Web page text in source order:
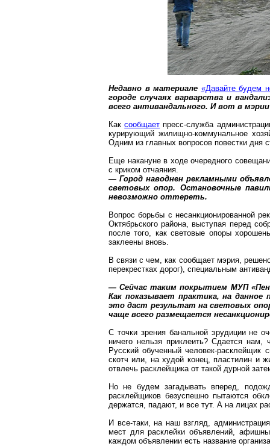
Недавно в материале «Давайте будем
городе случаях варварства и
всего антивандального. И вот в
Каксообщает пресс-служба
курирующий жилищно-коммунальное
Одним из главных вопросов повестки дня
Еще накануне в ходе очередного
с криком отчаяния.
— Город наводнен рекламными
световых опор. Остановочные
невозможно оттереть.
Вопрос борьбы с несанкционированной
Октябрьского района, выступая перед
после того, как световые опоры
заклеены вновь.
В связи с чем, как сообщает мэрия,
перекрестках дорог), специальным
— Сейчас таким покрытием МУП «
Как показывает практика, на
это даст результат на световых
чаще всего размещается
С точки зрения банальной эрудиции не
ничего нельзя приклеить? Сдается нам,
Русский обученный человек-расклейщик
скотч или, на худой конец, пластилин и
отвлечь расклейщика от такой дурной
Но не будем загадывать вперед,
расклейщиков безуспешно пытаются
держатся, падают, и все тут. А на лицах
И все-таки, на наш взгляд,
мест для расклейки объявлений,
каждом объявлении есть название